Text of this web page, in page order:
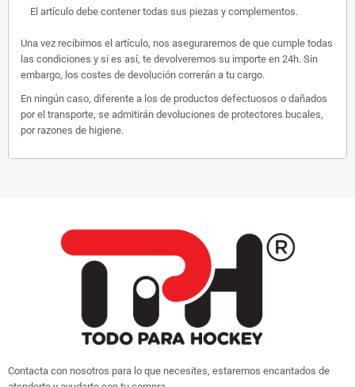
El artículo debe contener todas sus piezas y complementos.
Una vez recibimos el artículo, nos aseguraremos de que cumple todas
las condiciones y si es así, te devolveremos su importe en 24h. Sin
embargo, los costes de devolución correrán a tu cargo.
En ningún caso, diferente a los de productos defectuosos o dañados
por el transporte, se admitirán devoluciones de protectores bucales,
por razones de higiene.
Contacta con nosotros para lo que necesites, estaremos encantados de